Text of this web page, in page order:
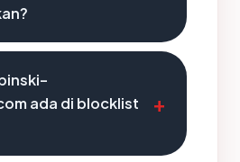
ada di blocklist